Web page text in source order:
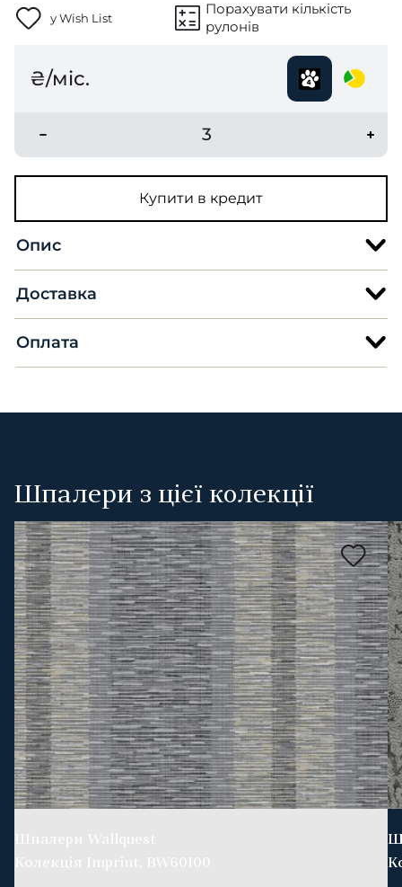
у Wish List
Порахувати кількість
рулонів
₴/міс.
3
Купити в кредит
Опис
Доставка
Оплата
Шпалери з цієї колекції